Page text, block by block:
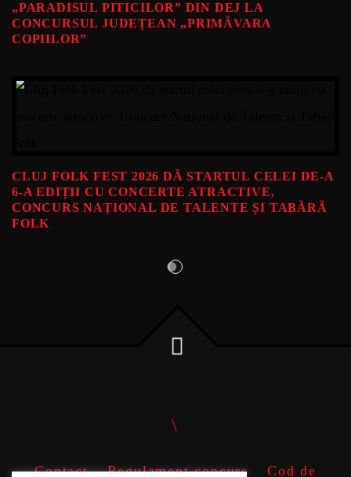
„PARADISUL PITICILOR” DIN DEJ LA
CONCURSUL JUDEȚEAN „PRIMĂVARA
COPIILOR”
CLUJ FOLK FEST 2026 DĂ STARTUL CELEI DE-A
6-A EDIȚII CU CONCERTE ATRACTIVE,
CONCURS NAȚIONAL DE TALENTE ȘI TABĂRĂ
FOLK
Contact Regulament concurs Cod de